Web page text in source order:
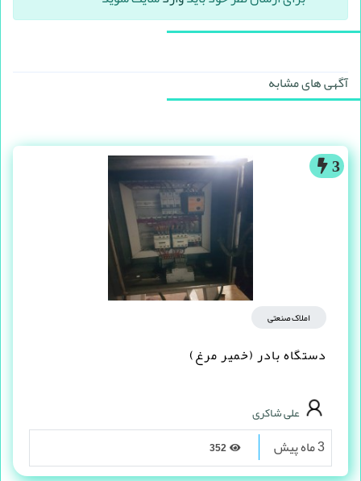
آگهی های مشابه
3
املاک صنعتی
دستگاه بادر (خمیر مرغ)
علی شاکری
3 ماه پیش